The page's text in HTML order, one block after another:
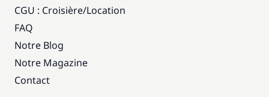
CGU : Croisière/Location
FAQ
Notre Blog
Notre Magazine
Contact